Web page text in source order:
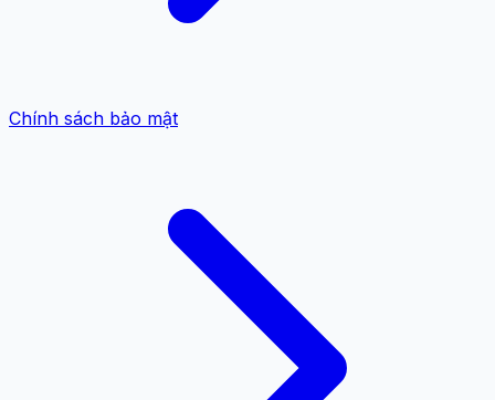
Chính sách bảo mật